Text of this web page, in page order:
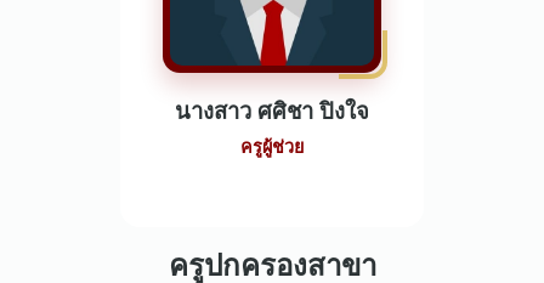
นางสาว ศศิชา ปิงใจ
ครูผู้ช่วย
ครูปกครองสาขา